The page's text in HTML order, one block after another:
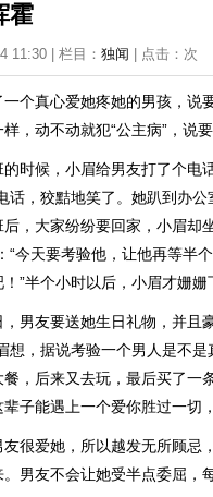
霍
11:30 | 栏目： 独闻 | 点击： 次
个真心爱她疼她的男孩，说
，动不动就犯“公主病”，说
时候，小眉给男友打了个电
话，狡黠地笑了。她趴到办
，大家纷纷要回家，小眉却
“今天要考验他，让他再等半
”半个小时以后，小眉才姗姗
男友要送她生日礼物，并且
想，据说考验一个男人是不
，后来又去玩，最后买了一
子能遇上一个爱你胜过一切
友很爱她，所以越发无所顾忌
男友不会让她受半点委屈，